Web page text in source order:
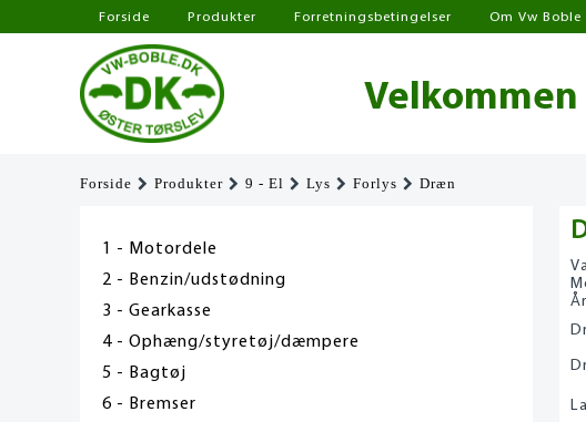
Forside Produkter Forretningsbetingelser Om Vw Boble
Velkommen
Forside Produkter 9 - El Lys Forlys Dræn
1 - Motordele
2 - Benzin/udstødning
3 - Gearkasse
4 - Ophæng/styretøj/dæmpere
5 - Bagtøj
6 - Bremser